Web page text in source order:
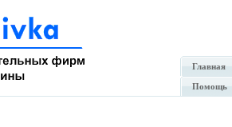
Главная
Помощь